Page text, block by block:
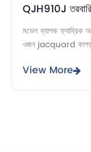
QJH910J
মডেল ব্যাপক ফ্যাব্রিক
ওজন jacquard কাপড়
View More